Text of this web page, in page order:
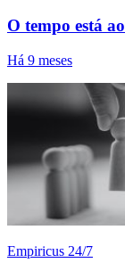
O tempo está
Há 9 meses
Empiricus 24/7